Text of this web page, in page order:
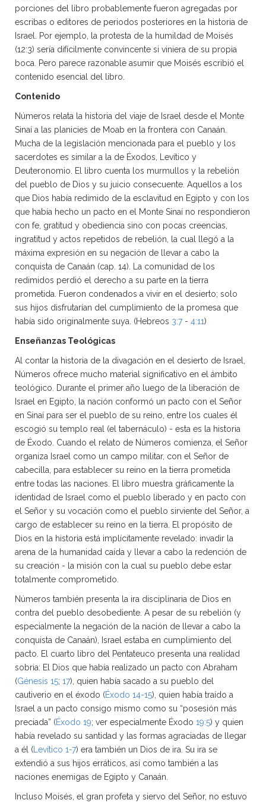
porciones del libro probablemente fueron agregadas por
escribas o editores de periodos posteriores en la historia de
Israel. Por ejemplo, la protesta de la humildad de Moisés
(12:3) sería difícilmente convincente si viniera de su propia
boca. Pero parece razonable asumir que Moisés escribió el
contenido esencial del libro.
Contenido
Números relata la historia del viaje de Israel desde el Monte
Sinaí a las planicies de Moab en la frontera con Canaán.
Mucha de la legislación mencionada para el pueblo y los
sacerdotes es similar a la de Éxodos, Levítico y
Deuteronomio. El libro cuenta los murmullos y la rebelión
del pueblo de Dios y su juicio consecuente. Aquellos a los
que Dios había redimido de la esclavitud en Egipto y con los
que había hecho un pacto en el Monte Sinaí no respondieron
con fe, gratitud y obediencia sino con pocas creencias,
ingratitud y actos repetidos de rebelión, la cual llegó a la
máxima expresión en su negación de llevar a cabo la
conquista de Canaán (cap. 14). La comunidad de los
redimidos perdió el derecho a su parte en la tierra
prometida. Fueron condenados a vivir en el desierto; solo
sus hijos disfrutarían del cumplimiento de la promesa que
había sido originalmente suya. (Hebreos 3:7- 4:11)
Enseñanzas Teológicas
Al contar la historia de la divagación en el desierto de Israel,
Números ofrece mucho material significativo en el ámbito
teológico. Durante el primer año luego de la liberación de
Israel en Egipto, la nación conformó un pacto con el Señor
en Sinaí para ser el pueblo de su reino, entre los cuales él
escogió su templo real (el tabernáculo) - esta es la historia
de Éxodo. Cuando el relato de Números comienza, el Señor
organiza Israel como un campo militar, con el Señor de
cabecilla, para establecer su reino en la tierra prometida
entre todas las naciones. El libro muestra gráficamente la
identidad de Israel como el pueblo liberado y en pacto con
el Señor y su vocación como el pueblo sirviente del Señor, a
cargo de establecer su reino en la tierra. El propósito de
Dios en la historia está implícitamente revelado: invadir la
arena de la humanidad caída y llevar a cabo la redención de
su creación - la misión con la cual su pueblo debe estar
totalmente comprometido.
Números también presenta la ira disciplinaria de Dios en
contra del pueblo desobediente. A pesar de su rebelión (y
especialmente la negación de la nación de llevar a cabo la
conquista de Canaán), Israel estaba en cumplimiento del
pacto. El cuarto libro del Pentateuco presenta una realidad
sobria: El Dios que había realizado un pacto con Abraham
(Génesis 15; 17), quien había sacado a su pueblo del
cautiverio en el éxodo (Éxodo 14-15), quien había traído a
Israel a un pacto consigo mismo como su “posesión más
preciada” (Éxodo 19; ver especialmente Éxodo 19:5) y quien
había revelado su santidad y las formas agraciadas de llegar
a él ( Levítico 1-7) era también un Dios de ira. Su ira se
extendió a sus hijos erráticos, así como también a las
naciones enemigas de Egipto y Canaán.
Incluso Moisés, el gran profeta y siervo del Señor, no estuvo